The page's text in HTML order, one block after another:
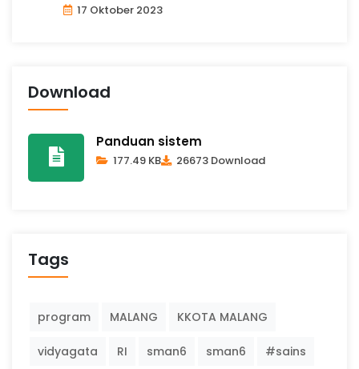
17 Oktober 2023
Download
Panduan sistem
177.49 KB 26673 Download
Tags
program MALANG KKOTA MALANG
vidyagata RI sman6 sman6 #sains